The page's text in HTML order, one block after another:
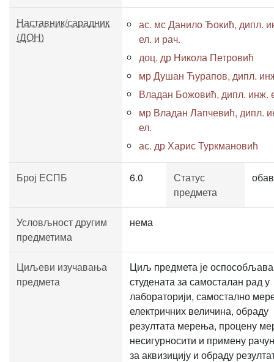
Наставник/сарадник
(ДОН)
ас. мс Данило Ђокић, дипл.
ел. и рач.
доц. др Никола Петровић
мр Душан Ћурапов, дипл.
Владан Божовић, дипл. инж.
мр Владан Лапчевић, дипл.
ел.
ас. др Харис Туркмановић
Број ЕСПБ 6.0
Статус
предмета
Условљност другим
предметима
нема
Циљеви изучавања
предмета
Циљ предмета је
студената за самосталан рад у
лабораторији, самостално
електричних величина, обраду
резултата мерења, процену
несигурносити и примену
за аквизицију и обраду